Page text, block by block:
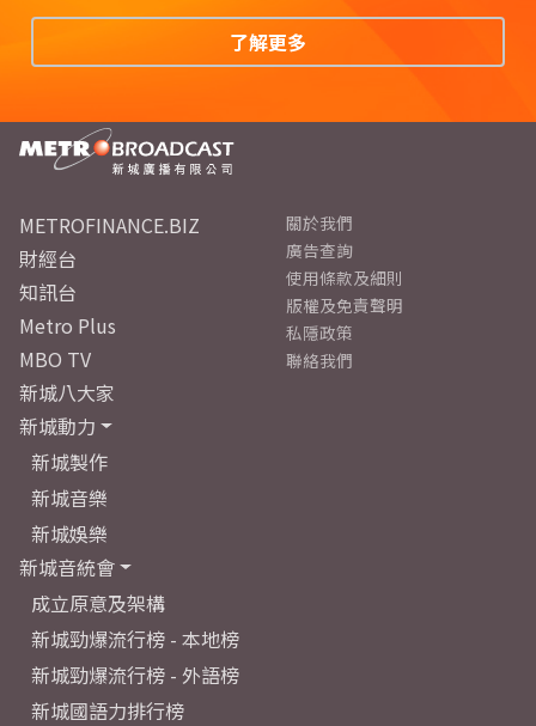
了解更多
METROFINANCE.BIZ
財經台
知訊台
Metro Plus
MBO TV
新城八大家
新城動力
新城製作
新城音樂
新城娛樂
新城音統會
成立原意及架構
新城勁爆流行榜 - 本地榜
新城勁爆流行榜 - 外語榜
新城國語力排行榜
關於我們
廣告查詢
使用條款及細則
版權及免責聲明
私隱政策
聯絡我們